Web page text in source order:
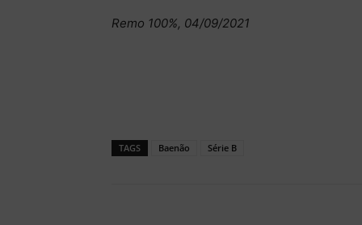
Remo 100%, 04/09/2021
TAGS Baenão Série B